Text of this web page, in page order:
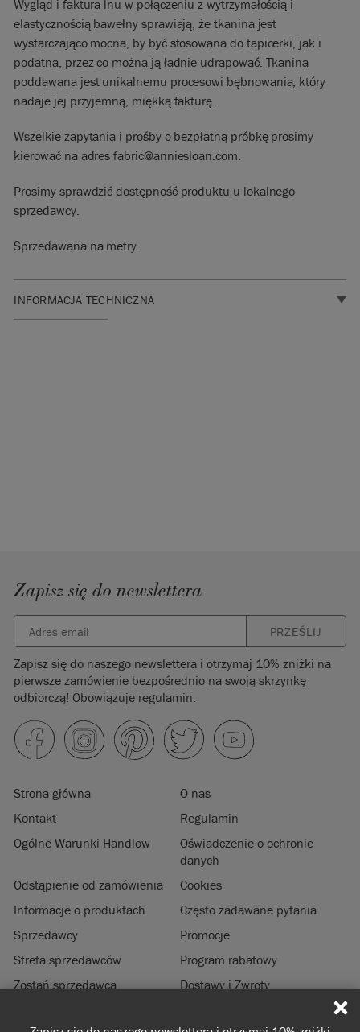
Wygląd i faktura lnu w połączeniu z wytrzymałością i
elastycznością bawełny sprawiają, że tkanina jest
wystarczająco mocna, by być stosowana do tapicerki, jak i
podatna, przez co można ją ładnie udrapować. Tkanina
poddawana jest unikalnemu procesowi bębnowania, który
nadaje jej przyjemną, miękką fakturę.
Wszelkie zapytania i prośby o bezpłatną próbkę prosimy
kierować na adres fabric@anniesloan.com.
Prosimy sprawdzić dostępność produktu u lokalnego
sprzedawcy.
Sprzedawana na metry.
INFORMACJA TECHNICZNA
F301CDB.MT01.09
Wyprodukowano
w Wielkiej
Brytanii.
Importowane i
dystrybuowane
w UE przez
Annie Sloan
Europe GmbH.
Zapisz się do newslettera
PRZEŚLIJ
Zapisz się do naszego newslettera i otrzymaj 10% zniżki na
pierwsze zamówienie bezpośrednio na swoją skrzynkę
odbiorczą! Obowiązuje regulamin.
Strona główna
O nas
Kontakt
Regulamin
Ogólne Warunki Handlow
Oświadczenie o ochronie
danych
Odstąpienie od zamówienia
Cookies
Informacje o produktach
Często zadawane pytania
Sprzedawcy
Promocje
Strefa sprzedawców
Program rabatowy
Zostań sprzedawcą
Dostawy i Zwroty